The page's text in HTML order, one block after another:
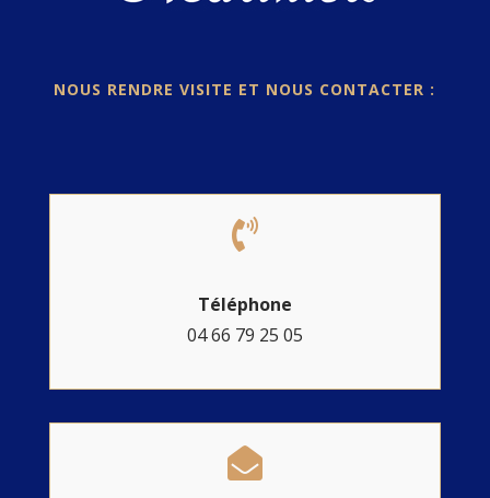
NOUS RENDRE VISITE ET NOUS CONTACTER :

Téléphone
04 66 79 25 05
